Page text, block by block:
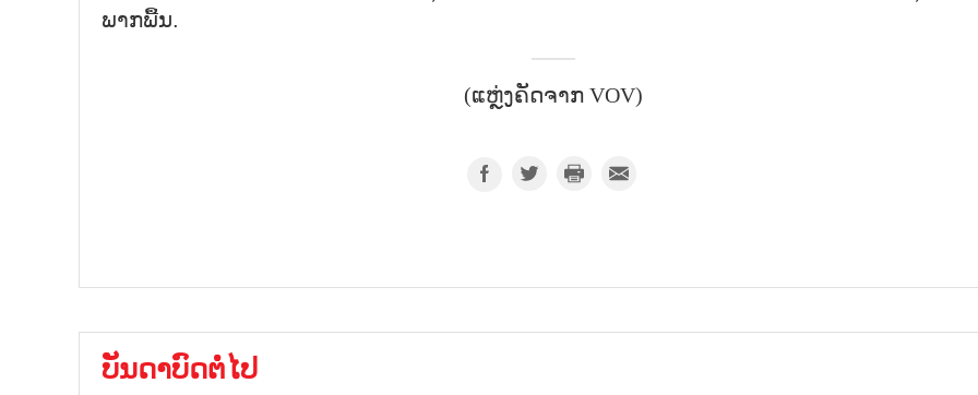
ພາກ​ພື້ນ.
(ແຫຼ່ງຄັດຈາກ VOV)
ບັນດາບົດຕໍ່ໄປ